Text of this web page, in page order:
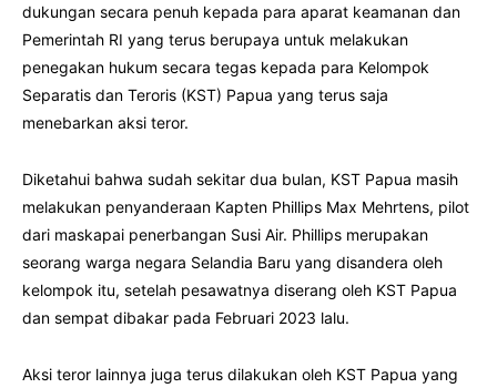
dukungan secara penuh kepada para aparat keamanan dan
Pemerintah RI yang terus berupaya untuk melakukan
penegakan hukum secara tegas kepada para Kelompok
Separatis dan Teroris (KST) Papua yang terus saja
menebarkan aksi teror.
Diketahui bahwa sudah sekitar dua bulan, KST Papua masih
melakukan penyanderaan Kapten Phillips Max Mehrtens, pilot
dari maskapai penerbangan Susi Air. Phillips merupakan
seorang warga negara Selandia Baru yang disandera oleh
kelompok itu, setelah pesawatnya diserang oleh KST Papua
dan sempat dibakar pada Februari 2023 lalu.
Aksi teror lainnya juga terus dilakukan oleh KST Papua yang